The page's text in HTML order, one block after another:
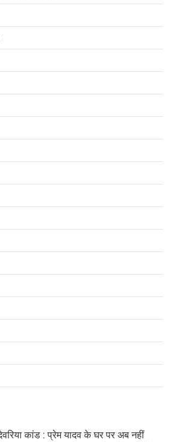
कांड : प्रेम यादव के घर पर अब नहीं